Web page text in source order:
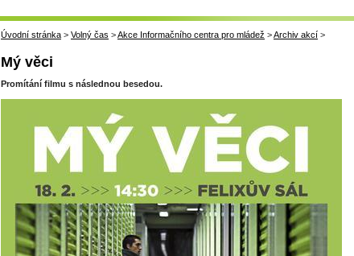
Úvodní stránka > Volný čas >Akce Informačního centra pro mládež >Archiv akcí >
Mý věci
Promítání filmu s následnou besedou.